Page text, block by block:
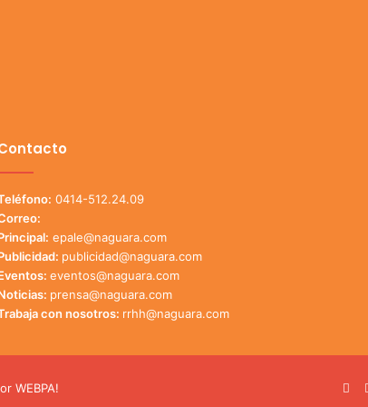
0414-512.24.09
epale@naguara.com
publicidad@naguara.com
eventos@naguara.com
prensa@naguara.com
con nosotros: rrhh@naguara.com
WEBPA!